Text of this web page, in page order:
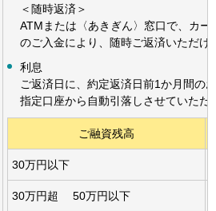
＜随時返済＞
ATMまたは〈あきぎん〉窓口で、カー
のご入金により、随時ご返済いただけ
利息
ご返済日に、約定返済日前1か月間の
指定口座から自動引落しさせていただ
ご融資残高
30万円以下
30万円超 50万円以下